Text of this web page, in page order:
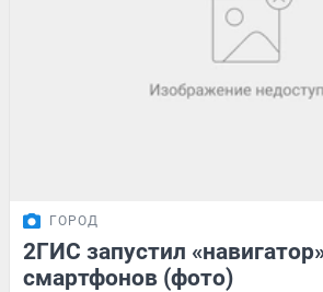
ГОРОД
2ГИС запустил
смартфонов (фото)